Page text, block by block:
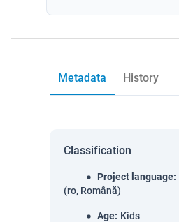
Metadata History
Classification
Project language:
(ro, Română)
Age: Kids